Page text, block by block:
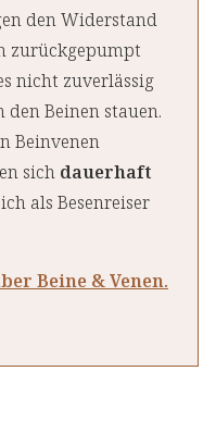
den Widerstand
zurückgepumpt
nicht zuverlässig
Beinen stauen.
Beinvenen
sich dauerhaft
als Besenreiser
Beine & Venen.